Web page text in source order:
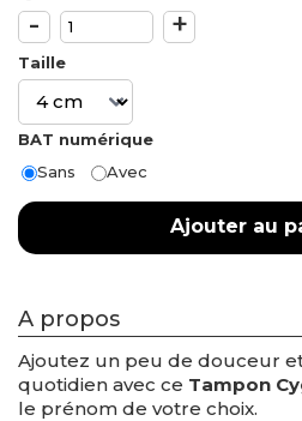
- +
Taille
BAT numérique
Sans
Avec
Ajouter au
A propos
Ajoutez un peu de douceur
quotidien avec ce Tampon
le prénom de votre choix.